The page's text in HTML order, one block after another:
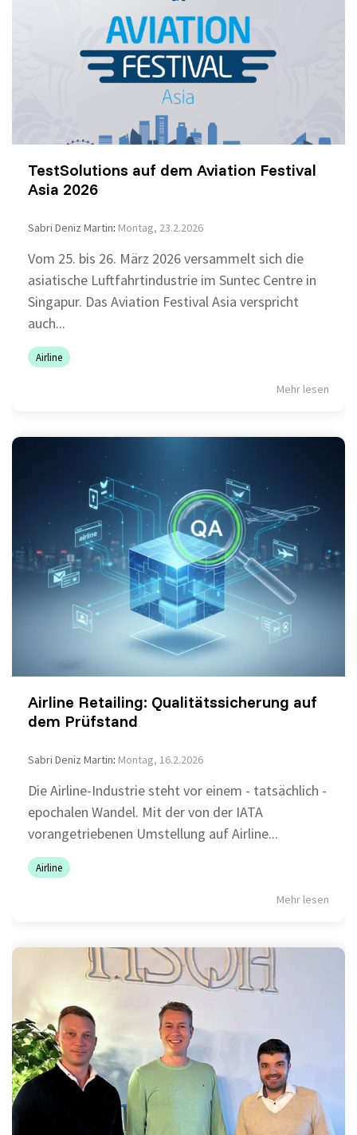
TestSolutions auf dem Aviation Festival
Asia 2026
Sabri Deniz Martin: Montag, 23.2.2026
Vom 25. bis 26. März 2026 versammelt sich die
asiatische Luftfahrtindustrie im Suntec Centre in
Singapur. Das Aviation Festival Asia verspricht
auch...
Airline
Mehr lesen
Airline Retailing: Qualitätssicherung auf
dem Prüfstand
Sabri Deniz Martin: Montag, 16.2.2026
Die Airline-Industrie steht vor einem - tatsächlich -
epochalen Wandel. Mit der von der IATA
vorangetriebenen Umstellung auf Airline...
Airline
Mehr lesen